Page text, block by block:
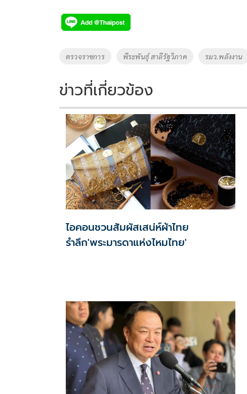
e
b
o
k
tt
er
p
y
Li
k
Tags
ตรวจราชการ พีระพันธุ์ สาลีรัฐวิภาค รมว.พลังงาน
ข่าวที่เกี่ยวข้อง
ไอคอนชวนสัมผัสเสน่ห์ผ้าไทย
รำลึก'พระมารดาแห่งไหมไทย'